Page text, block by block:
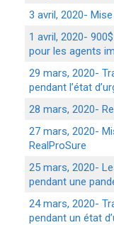
3 avril, 2020-
1 avril, 2020-
pour les agents
29 mars, 2020-
pendant l’état
28 mars, 2020-
27 mars, 2020-
RealProSure
25 mars, 2020-
pendant une
24 mars, 2020-
pendant un état